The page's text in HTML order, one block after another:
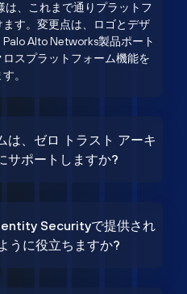
は、これまで通りプラットフ
す。変更点は、ロゴとデザ
Alto Networks製品ポート
スプラットフォーム機能を
。
は、ゼロ トラスト アーキ
サポートしますか?
Securityで提供され
うに役立ちますか?